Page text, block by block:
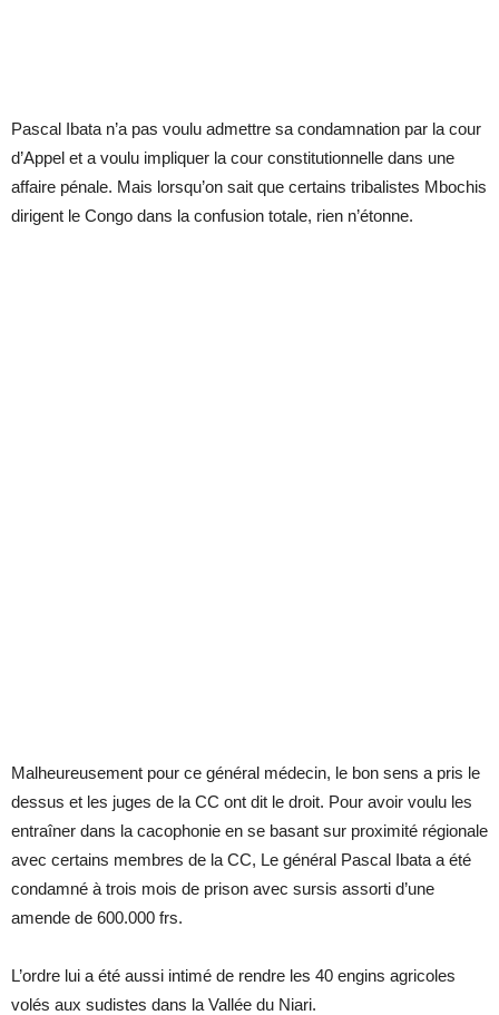
Pascal Ibata n’a pas voulu admettre sa condamnation par la cour
d’Appel et a voulu impliquer la cour constitutionnelle dans une
affaire pénale. Mais lorsqu’on sait que certains tribalistes Mbochis
dirigent le Congo dans la confusion totale, rien n’étonne.
Malheureusement pour ce général médecin, le bon sens a pris le
dessus et les juges de la CC ont dit le droit. Pour avoir voulu les
entraîner dans la cacophonie en se basant sur proximité régionale
avec certains membres de la CC, Le général Pascal Ibata a été
condamné à trois mois de prison avec sursis assorti d’une
amende de 600.000 frs.
L’ordre lui a été aussi intimé de rendre les 40 engins agricoles
volés aux sudistes dans la Vallée du Niari.